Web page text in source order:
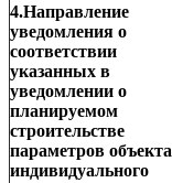
4.Направление
уведомления о
соответствии
указанных в
уведомлении о
планируемом
строительстве
параметров объекта
индивидуального